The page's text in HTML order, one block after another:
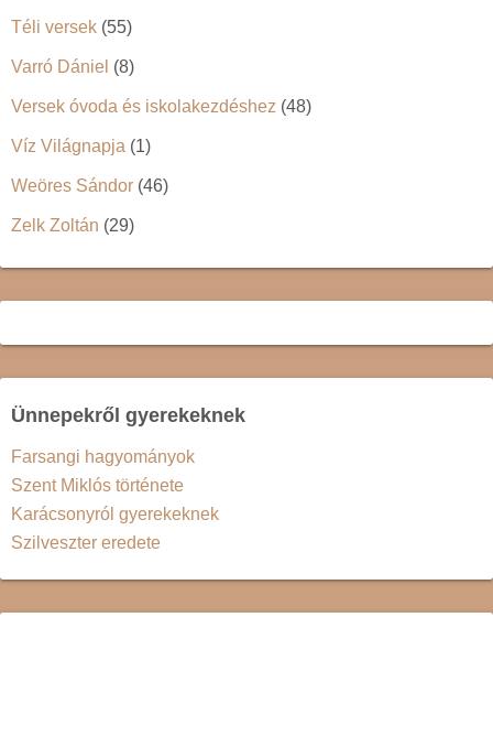
Téli versek (55)
Varró Dániel (8)
Versek óvoda és iskolakezdéshez (48)
Víz Világnapja (1)
Weöres Sándor (46)
Zelk Zoltán (29)
Ünnepekről gyerekeknek
Farsangi hagyományok
Szent Miklós története
Karácsonyról gyerekeknek
Szilveszter eredete